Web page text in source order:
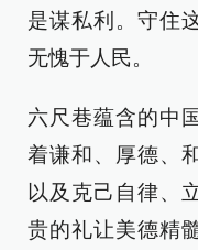
是谋私利。守住
无愧于人民。
六尺巷蕴含的中
着谦和、厚德、
以及克己自律、
贵的礼让美德精